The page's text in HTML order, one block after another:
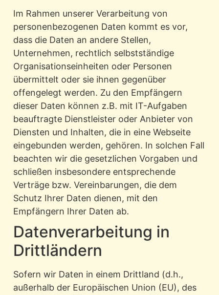
Im Rahmen unserer Verarbeitung von
personenbezogenen Daten kommt es vor,
dass die Daten an andere Stellen,
Unternehmen, rechtlich selbstständige
Organisationseinheiten oder Personen
übermittelt oder sie ihnen gegenüber
offengelegt werden. Zu den Empfängern
dieser Daten können z.B. mit IT-Aufgaben
beauftragte Dienstleister oder Anbieter von
Diensten und Inhalten, die in eine Webseite
eingebunden werden, gehören. In solchen Fall
beachten wir die gesetzlichen Vorgaben und
schließen insbesondere entsprechende
Verträge bzw. Vereinbarungen, die dem
Schutz Ihrer Daten dienen, mit den
Empfängern Ihrer Daten ab.
Datenverarbeitung in
Drittländern
Sofern wir Daten in einem Drittland (d.h.,
außerhalb der Europäischen Union (EU), des